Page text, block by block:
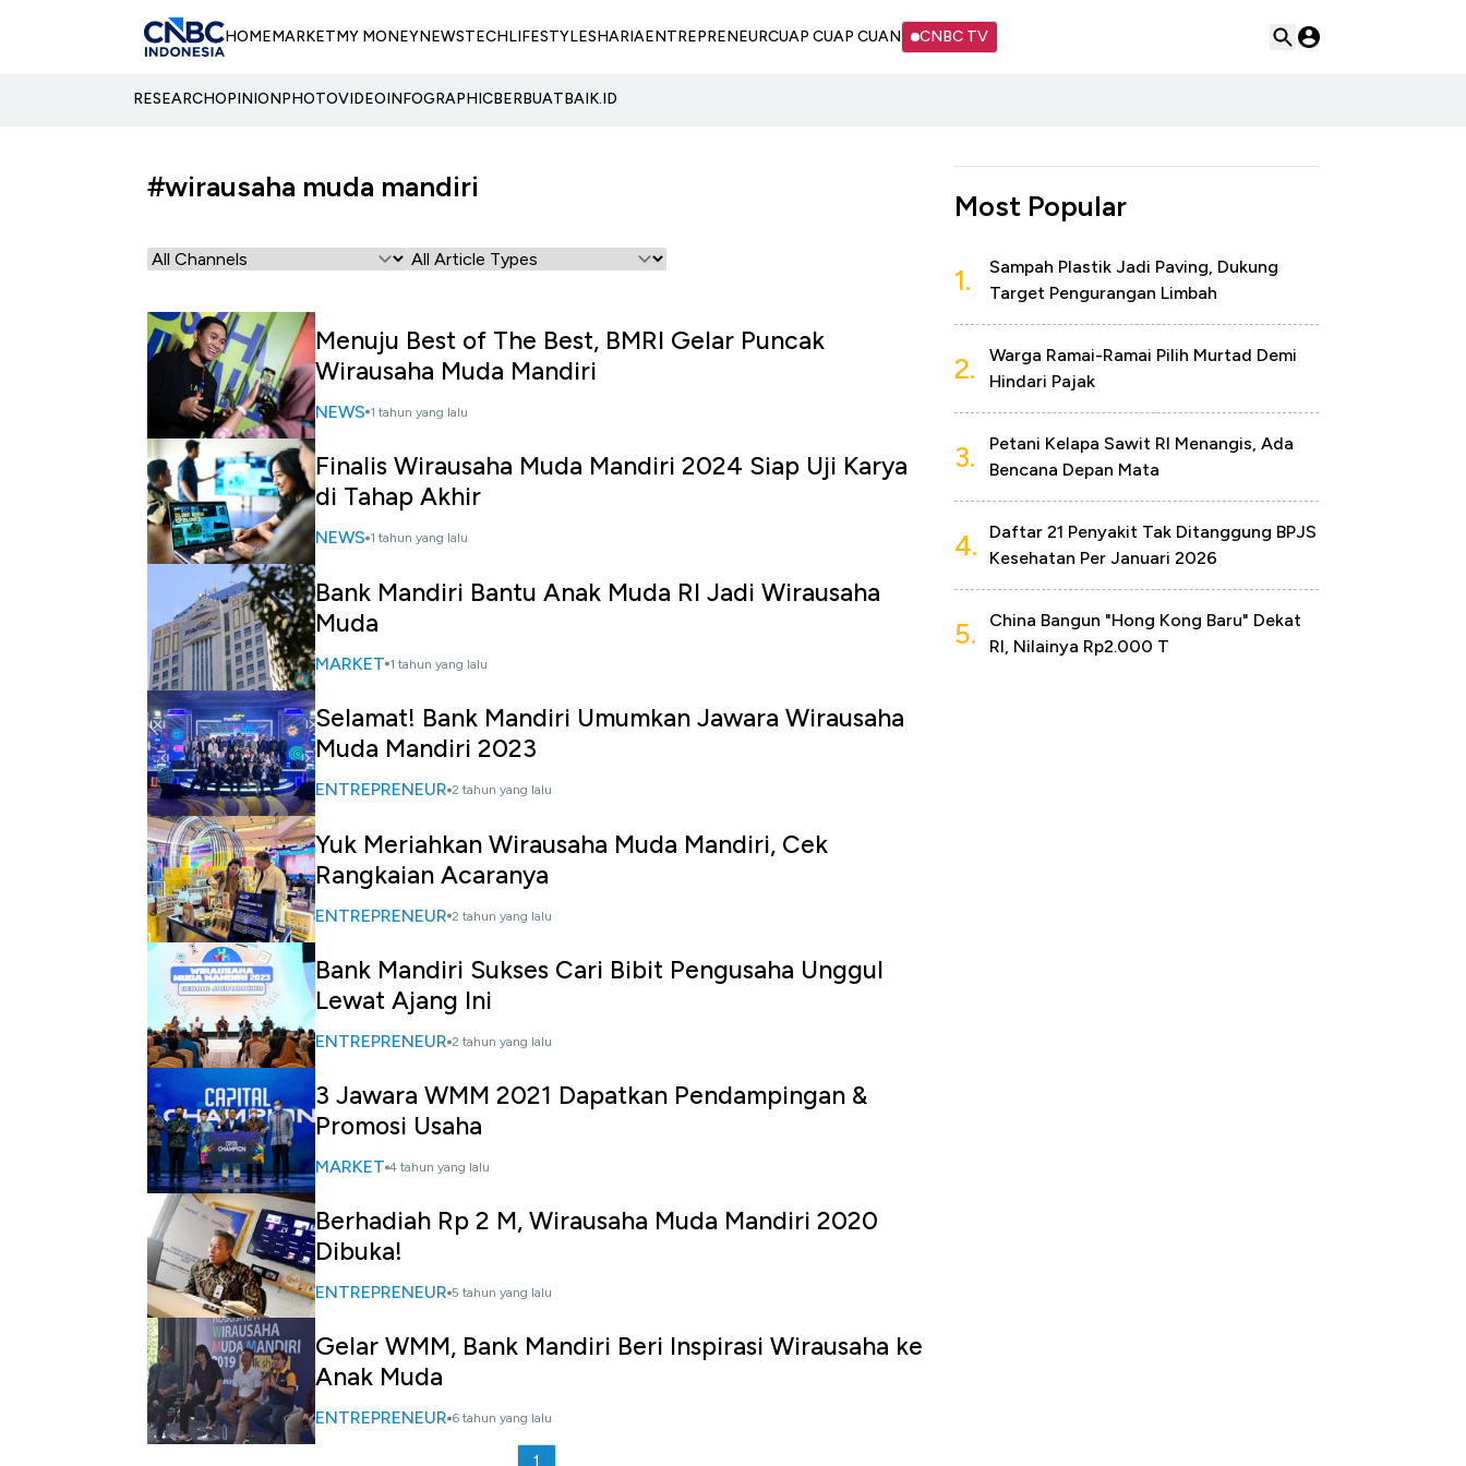
HOMEMARKETMY MONEYNEWSTECHLIFESTYLESHARIAENTREPRENEURCUAP CUAP CUAN CNBC TV
RESEARCHOPINIONPHOTOVIDEOINFOGRAPHICBERBUATBAIK.ID
#wirausaha muda mandiri
Menuju Best of The Best, BMRI Gelar Puncak
Wirausaha Muda Mandiri
NEWS 1 tahun yang lalu
Finalis Wirausaha Muda Mandiri 2024 Siap Uji Karya
di Tahap Akhir
NEWS 1 tahun yang lalu
Bank Mandiri Bantu Anak Muda RI Jadi Wirausaha
Muda
MARKET 1 tahun yang lalu
Selamat! Bank Mandiri Umumkan Jawara Wirausaha
Muda Mandiri 2023
ENTREPRENEUR 2 tahun yang lalu
Yuk Meriahkan Wirausaha Muda Mandiri, Cek
Rangkaian Acaranya
ENTREPRENEUR 2 tahun yang lalu
Bank Mandiri Sukses Cari Bibit Pengusaha Unggul
Lewat Ajang Ini
ENTREPRENEUR 2 tahun yang lalu
3 Jawara WMM 2021 Dapatkan Pendampingan &
Promosi Usaha
MARKET 4 tahun yang lalu
Berhadiah Rp 2 M, Wirausaha Muda Mandiri 2020
Dibuka!
ENTREPRENEUR 5 tahun yang lalu
Gelar WMM, Bank Mandiri Beri Inspirasi Wirausaha ke
Anak Muda
ENTREPRENEUR 6 tahun yang lalu
1
Most Popular
1.
Sampah Plastik Jadi Paving, Dukung
Target Pengurangan Limbah
2.
Warga Ramai-Ramai Pilih Murtad Demi
Hindari Pajak
3.
Petani Kelapa Sawit RI Menangis, Ada
Bencana Depan Mata
4.
Daftar 21 Penyakit Tak Ditanggung BPJS
Kesehatan Per Januari 2026
5.
China Bangun "Hong Kong Baru" Dekat
RI, Nilainya Rp2.000 T